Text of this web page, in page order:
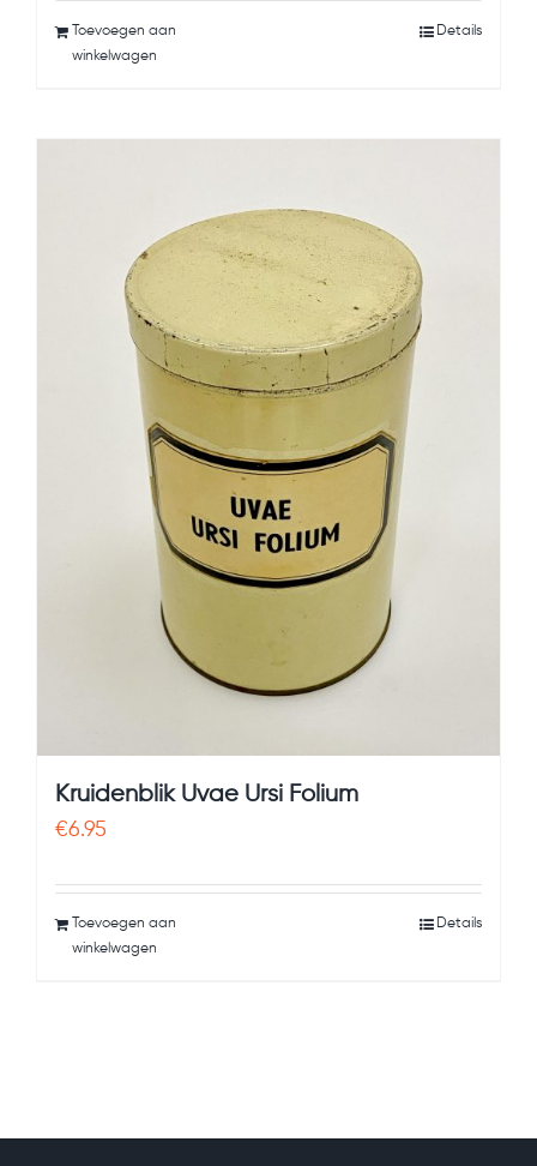
Toevoegen aan
winkelwagen
Details
Kruidenblik Uvae Ursi Folium
€6.95
Toevoegen aan
winkelwagen
Details